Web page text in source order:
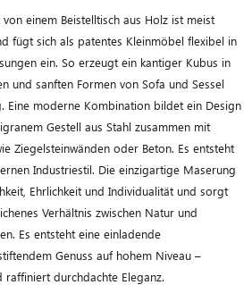
einem Beistelltisch aus Holz ist meist
fügt sich als patentes Kleinmöbel flexibel in
ein. So erzeugt ein kantiger Kubus in
und sanften Formen von Sofa und Sessel
Eine moderne Kombination bildet ein Design
Gestell aus Stahl zusammen mit
Ziegelsteinwänden oder Beton. Es entsteht
Industriestil. Die einzigartige Maserung
Ehrlichkeit und Individualität und sorgt
Verhältnis zwischen Natur und
Es entsteht eine einladende
Genuss auf hohem Niveau –
durchdachte Eleganz.